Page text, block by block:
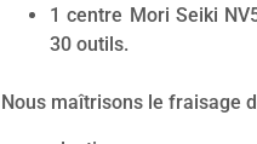
1 centre Mori Seiki
30 outils.
Nous maîtrisons le fraisage